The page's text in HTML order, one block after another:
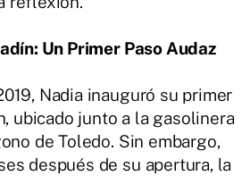
Un Primer Paso Audaz
Nadia inauguró su primer
ubicado junto a la gasolinera
de Toledo. Sin embargo,
después de su apertura, la